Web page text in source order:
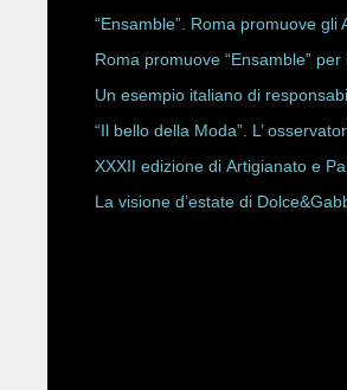
ROBERTA ANGELILLI
“Ensamble”. Roma promuove gli
Storici
Roma promuove “Ensamble” per
Un esempio italiano di
Rete Slow Fiber
“Il bello della Moda”. L’
XXXII edizione di Artigianato e
La visione d’estate di